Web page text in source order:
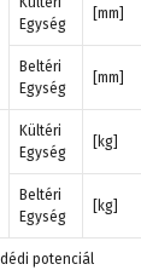
Egység
[mm]
Beltéri
Egység
[mm]
Kültéri
Egység
[kg]
Beltéri
Egység
[kg]
potenciál